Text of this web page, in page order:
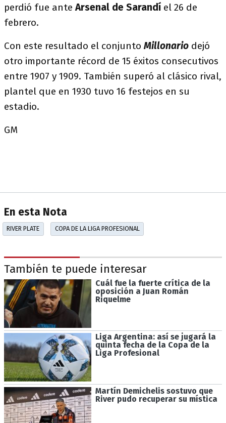
perdió fue anteArsenal de Sarandí el 26 de
febrero.
Con este resultado el conjunto Millonario dejó
otro importante récord de 15 éxitos consecutivos
entre 1907 y 1909. También superó al clásico rival,
plantel que en 1930 tuvo 16 festejos en su
estadio.
GM
En esta Nota
RIVER PLATE COPA DE LA LIGA PROFESIONAL
También te puede interesar
Cuál fue la fuerte crítica de la
oposición a Juan Román
Riquelme
Liga Argentina: así se jugará la
quinta fecha de la Copa de la
Liga Profesional
Martín Demichelis sostuvo que
River pudo recuperar su mística